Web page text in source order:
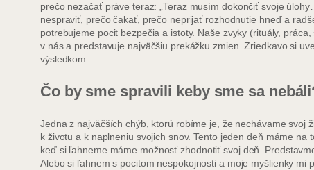
prečo nezačať práve teraz: „Teraz musím dokončiť svoje
nespraviť, prečo čakať, prečo neprijať rozhodnutie hneď a
potrebujeme pocit bezpečia a istoty. Naše zvyky (rituály,
v nás a predstavuje najväčšiu prekážku zmien. Zriedkavo si
výsledkom.
Čo by sme spravili keby sme sa
Jedna z najväčších chýb, ktorú robíme je, že nechávame
k životu a k naplneniu svojich snov. Tento jeden deň máme
keď si ľahneme máme možnosť zhodnotiť svoj deň.
Alebo si ľahnem s pocitom nespokojnosti a moje myšlienky mi